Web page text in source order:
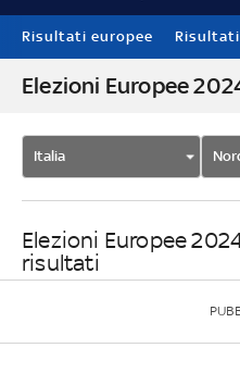
Risultati europee
Elezioni Europee
Italia
Elezioni Europee
risultati